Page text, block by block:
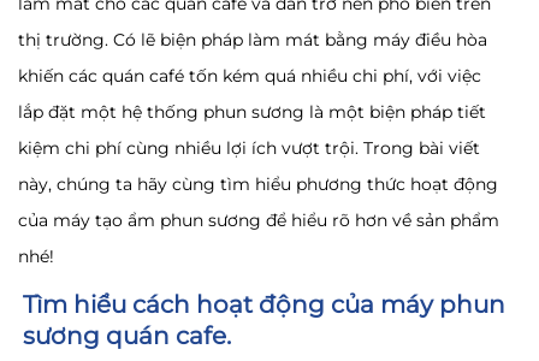
thị trường. Có lẽ biện pháp làm mát bằng máy điều hòa
khiến các quán café tốn kém quá nhiều chi phí, với việc
lắp đặt một hệ thống phun sương là một biện pháp tiết
kiệm chi phí cùng nhiều lợi ích vượt trội. Trong bài viết
này, chúng ta hãy cùng tìm hiểu phương thức hoạt động
của máy tạo ẩm phun sương để hiểu rõ hơn về sản phẩm
nhé!
Tìm hiểu cách hoạt động của máy phun
sương quán cafe.